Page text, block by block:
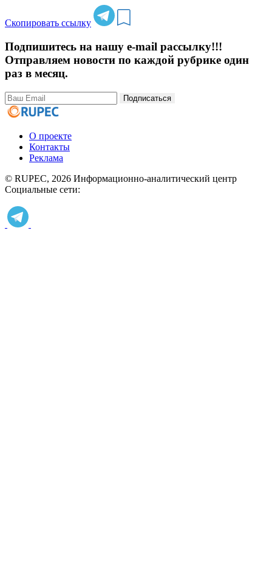
Скопировать ссылку
Подпишитесь на нашу e-mail рассылку!!!
Отправляем новости по каждой рубрике один
раз в месяц.
Подписаться
О проекте
Контакты
Реклама
© RUPEC, 2026 Информационно-аналитический центр
Социальные сети: